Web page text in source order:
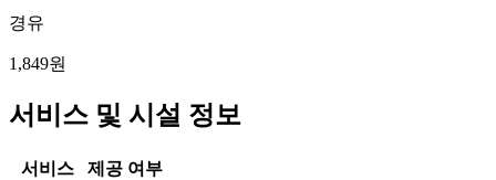
경유
1,849원
서비스 및 시설 정보
서비스 제공 여부